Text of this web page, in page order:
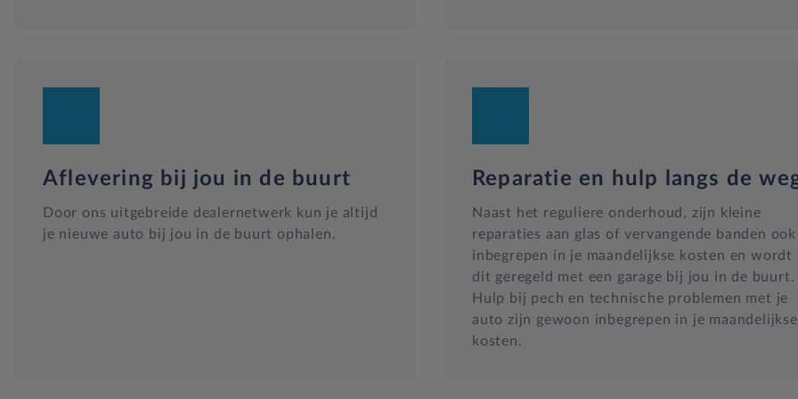
Aflevering bij jou in de buurt
Door ons uitgebreide dealernetwerk kun je altijd
je nieuwe auto bij jou in de buurt ophalen.
Reparatie en hulp langs de
Naast het reguliere onderhoud, zijn kleine
reparaties aan glas of vervangende banden ook
inbegrepen in je maandelijkse kosten en wordt
dit geregeld met een garage bij jou in de buurt.
Hulp bij pech en technische problemen met je
auto zijn gewoon inbegrepen in je maandelijkse
kosten.